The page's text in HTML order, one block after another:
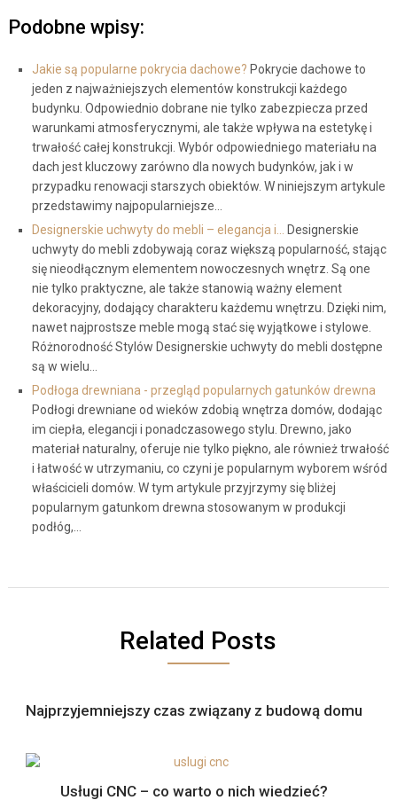
Podobne wpisy:
Jakie są popularne pokrycia dachowe? Pokrycie dachowe to
jeden z najważniejszych elementów konstrukcji każdego
budynku. Odpowiednio dobrane nie tylko zabezpiecza przed
warunkami atmosferycznymi, ale także wpływa na estetykę i
trwałość całej konstrukcji. Wybór odpowiedniego materiału na
dach jest kluczowy zarówno dla nowych budynków, jak i w
przypadku renowacji starszych obiektów. W niniejszym artykule
przedstawimy najpopularniejsze…
Designerskie uchwyty do mebli – elegancja i…
Designerskie
uchwyty do mebli zdobywają coraz większą popularność, stając
się nieodłącznym elementem nowoczesnych wnętrz. Są one
nie tylko praktyczne, ale także stanowią ważny element
dekoracyjny, dodający charakteru każdemu wnętrzu. Dzięki nim,
nawet najprostsze meble mogą stać się wyjątkowe i stylowe.
Różnorodność Stylów Designerskie uchwyty do mebli dostępne
są w wielu…
Podłoga drewniana - przegląd popularnych gatunków drewna
Podłogi drewniane od wieków zdobią wnętrza domów, dodając
im ciepła, elegancji i ponadczasowego stylu. Drewno, jako
materiał naturalny, oferuje nie tylko piękno, ale również trwałość
i łatwość w utrzymaniu, co czyni je popularnym wyborem wśród
właścicieli domów. W tym artykule przyjrzymy się bliżej
popularnym gatunkom drewna stosowanym w produkcji
podłóg,…
Related Posts
Najprzyjemniejszy czas związany z budową domu
Usługi CNC – co warto o nich wiedzieć?